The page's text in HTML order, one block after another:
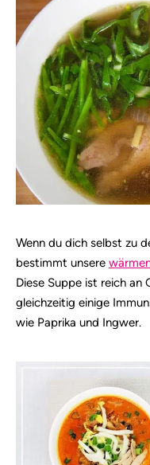
Wenn du dich selbst zu
bestimmt unsere
Diese Suppe ist reich an
gleichzeitig einige
wie Paprika und Ingwer.